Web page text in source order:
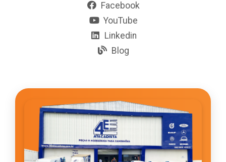
Facebook
YouTube
Linkedin
Blog